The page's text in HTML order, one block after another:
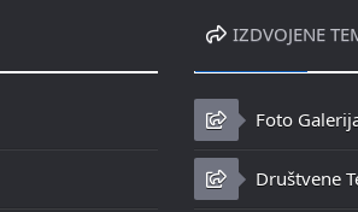
IZDVOJENE
Foto
Društvene